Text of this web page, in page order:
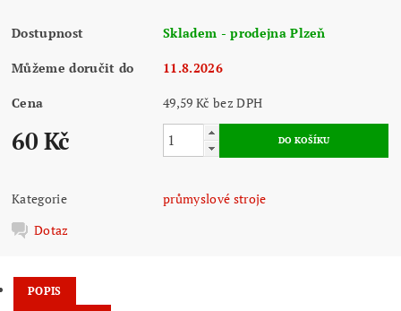
Dostupnost Skladem - prodejna Plzeň
Můžeme doručit do 11.8.2026
Cena 49,59 Kč bez DPH
60 Kč
Kategorie
průmyslové stroje
Dotaz
POPIS